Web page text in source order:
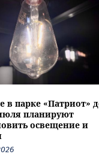
в парке «Патриот»
планируют
освещение и